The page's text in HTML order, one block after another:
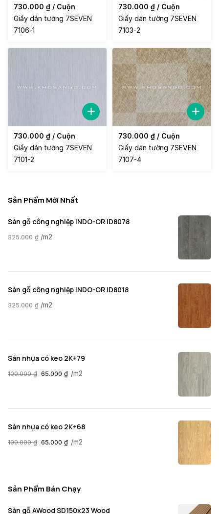
730.000 ₫ / Cuộn
Giấy dán tường 7SEVEN
7106-1
730.000 ₫ / Cuộn
Giấy dán tường 7SEVEN
7103-2
730.000 ₫ / Cuộn
Giấy dán tường 7SEVEN
7101-2
730.000 ₫ / Cuộn
Giấy dán tường 7SEVEN
7107-4
Sản Phẩm Mới Nhất
Sàn gỗ công nghiệp INDO-OR ID8078
325.000 ₫ /m2
Sàn gỗ công nghiệp INDO-OR ID8018
325.000 ₫ /m2
Sàn nhựa có keo 2K+79
100.000₫ 65.000 ₫ /m2
Sàn nhựa có keo 2K+68
100.000₫ 65.000 ₫ /m2
Sản Phẩm Bán Chạy
Sàn gỗ AWood SD150x23 Wood